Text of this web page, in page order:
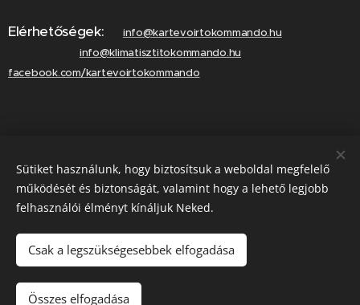
Elérhetőségek:
info@kartevoirtokommando.hu
info@klimatisztitokommando.hu
facebook.com/kartevoirtokommando
Hívjon minket!
Sütiket használunk, hogy biztosítsuk a weboldal megfelelő
működését és biztonságát, valamint hogy a lehető legjobb
felhasználói élményt kínáljuk Neked.
Csak a legszükségesebbek elfogadása
Összes elfogadása